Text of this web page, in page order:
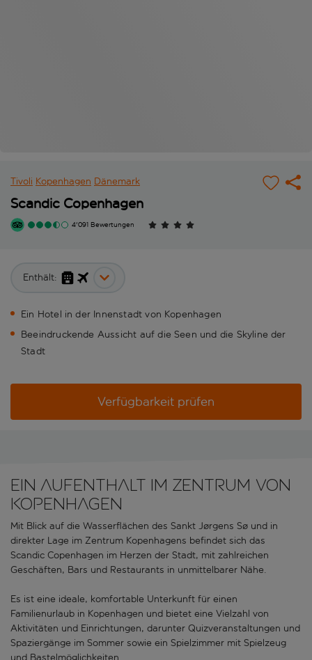
Tivoli Kopenhagen Dänemark
Scandic Copenhagen
4'091 Bewertungen
Enthält:
Ein Hotel in der Innenstadt von Kopenhagen
Beeindruckende Aussicht auf die Seen und die Skyline der
Stadt
Verfügbarkeit prüfen
Ein Aufenthalt im Zentrum von
Kopenhagen
Mit Blick auf die Wasserflächen des Sankt Jørgens Sø und in
direkter Lage im Zentrum Kopenhagens befindet sich das
Scandic Copenhagen im Herzen der Stadt, mit zahlreichen
Geschäften, Bars und Restaurants in unmittelbarer Nähe.
Es ist eine ideale, komfortable Unterkunft für einen
Familienurlaub in Kopenhagen und bietet eine Vielzahl von
Aktivitäten und Einrichtungen, darunter Quizveranstaltungen und
Spaziergänge im Sommer sowie ein Spielzimmer mit Spielzeug